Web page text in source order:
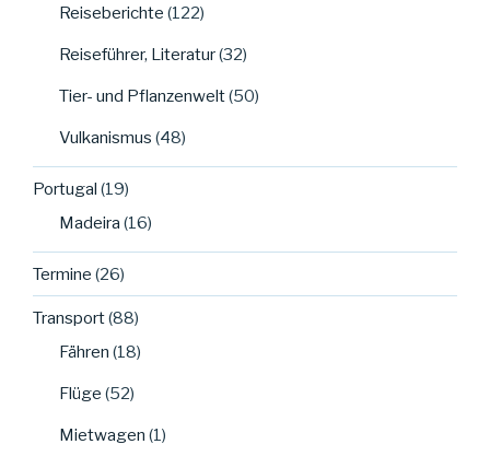
Reiseberichte (122)
Reiseführer, Literatur(32)
Tier- und Pflanzenwelt(50)
Vulkanismus (48)
Portugal (19)
Madeira (16)
Termine (26)
Transport(88)
Fähren (18)
Flüge (52)
Mietwagen (1)